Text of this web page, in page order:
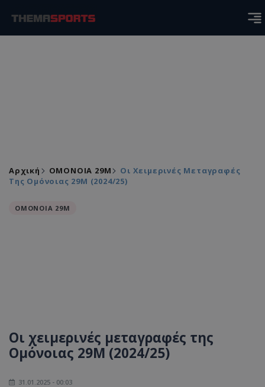
Αρχική ΟΜΟΝΟΙΑ 29Μ
Οι Χειμερινές Μεταγραφές
Της Ομόνοιας 29Μ (2024/25)
ΟΜΟΝΟΙΑ 29Μ
Οι χειμερινές μεταγραφές της
Ομόνοιας 29Μ (2024/25)
31.01.2025 - 00:03